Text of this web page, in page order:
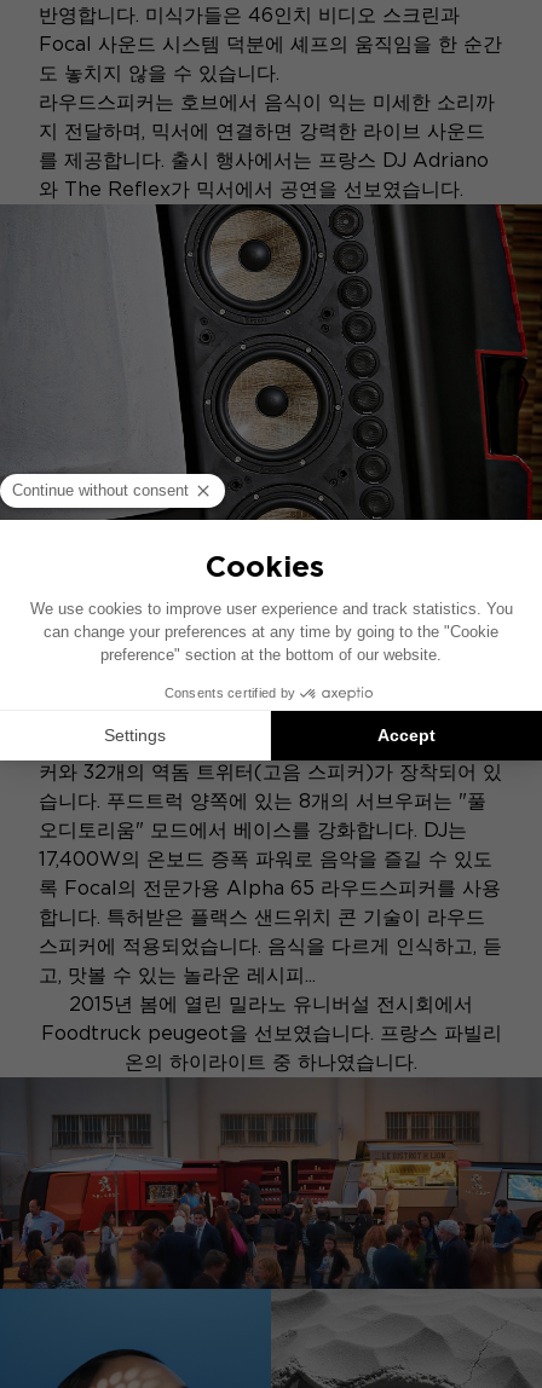
반영합니다. 미식가들은 46인치 비디오 스크린과
Focal 사운드 시스템 덕분에 셰프의 움직임을 한 순간
도 놓치지 않을 수 있습니다.
라우드스피커는 호브에서 음식이 익는 미세한 소리까
지 전달하며, 믹서에 연결하면 강력한 라이브 사운드
를 제공합니다. 출시 행사에서는 프랑스 DJ Adriano
와 The Reflex가 믹서에서 공연을 선보였습니다.
라우드스피커 50개
거대한 측면 도어에는 8개의 미드레인지 라우드스피
커와 32개의 역돔 트위터(고음 스피커)가 장착되어 있
습니다. 푸드트럭 양쪽에 있는 8개의 서브우퍼는 "풀
오디토리움" 모드에서 베이스를 강화합니다. DJ는
17,400W의 온보드 증폭 파워로 음악을 즐길 수 있도
록 Focal의 전문가용 Alpha 65 라우드스피커를 사용
합니다. 특허받은 플랙스 샌드위치 콘 기술이 라우드
스피커에 적용되었습니다. 음식을 다르게 인식하고, 듣
고, 맛볼 수 있는 놀라운 레시피...
2015년 봄에 열린 밀라노 유니버설 전시회에서
Foodtruck peugeot을 선보였습니다. 프랑스 파빌리
온의 하이라이트 중 하나였습니다.